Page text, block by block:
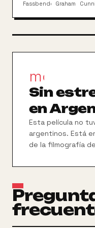
Steve McQueen.
Certain Regard en
Fassbender Graham
Sin
en
Esta película no
argentinos. Está
de la filmografía